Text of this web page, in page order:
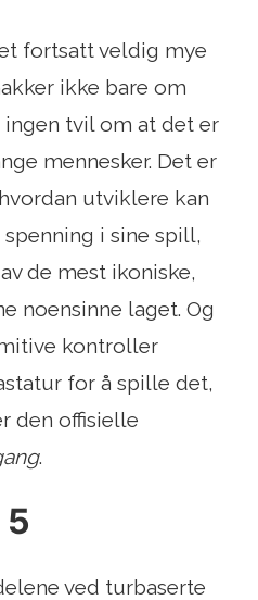
fortsatt veldig mye
ikke bare om
tvil om at det er
mennesker. Det er
utviklere kan
i sine spill,
de mest ikoniske,
noensinne laget. Og
kontroller
for å spille det,
den offisielle
.
ved turbaserte